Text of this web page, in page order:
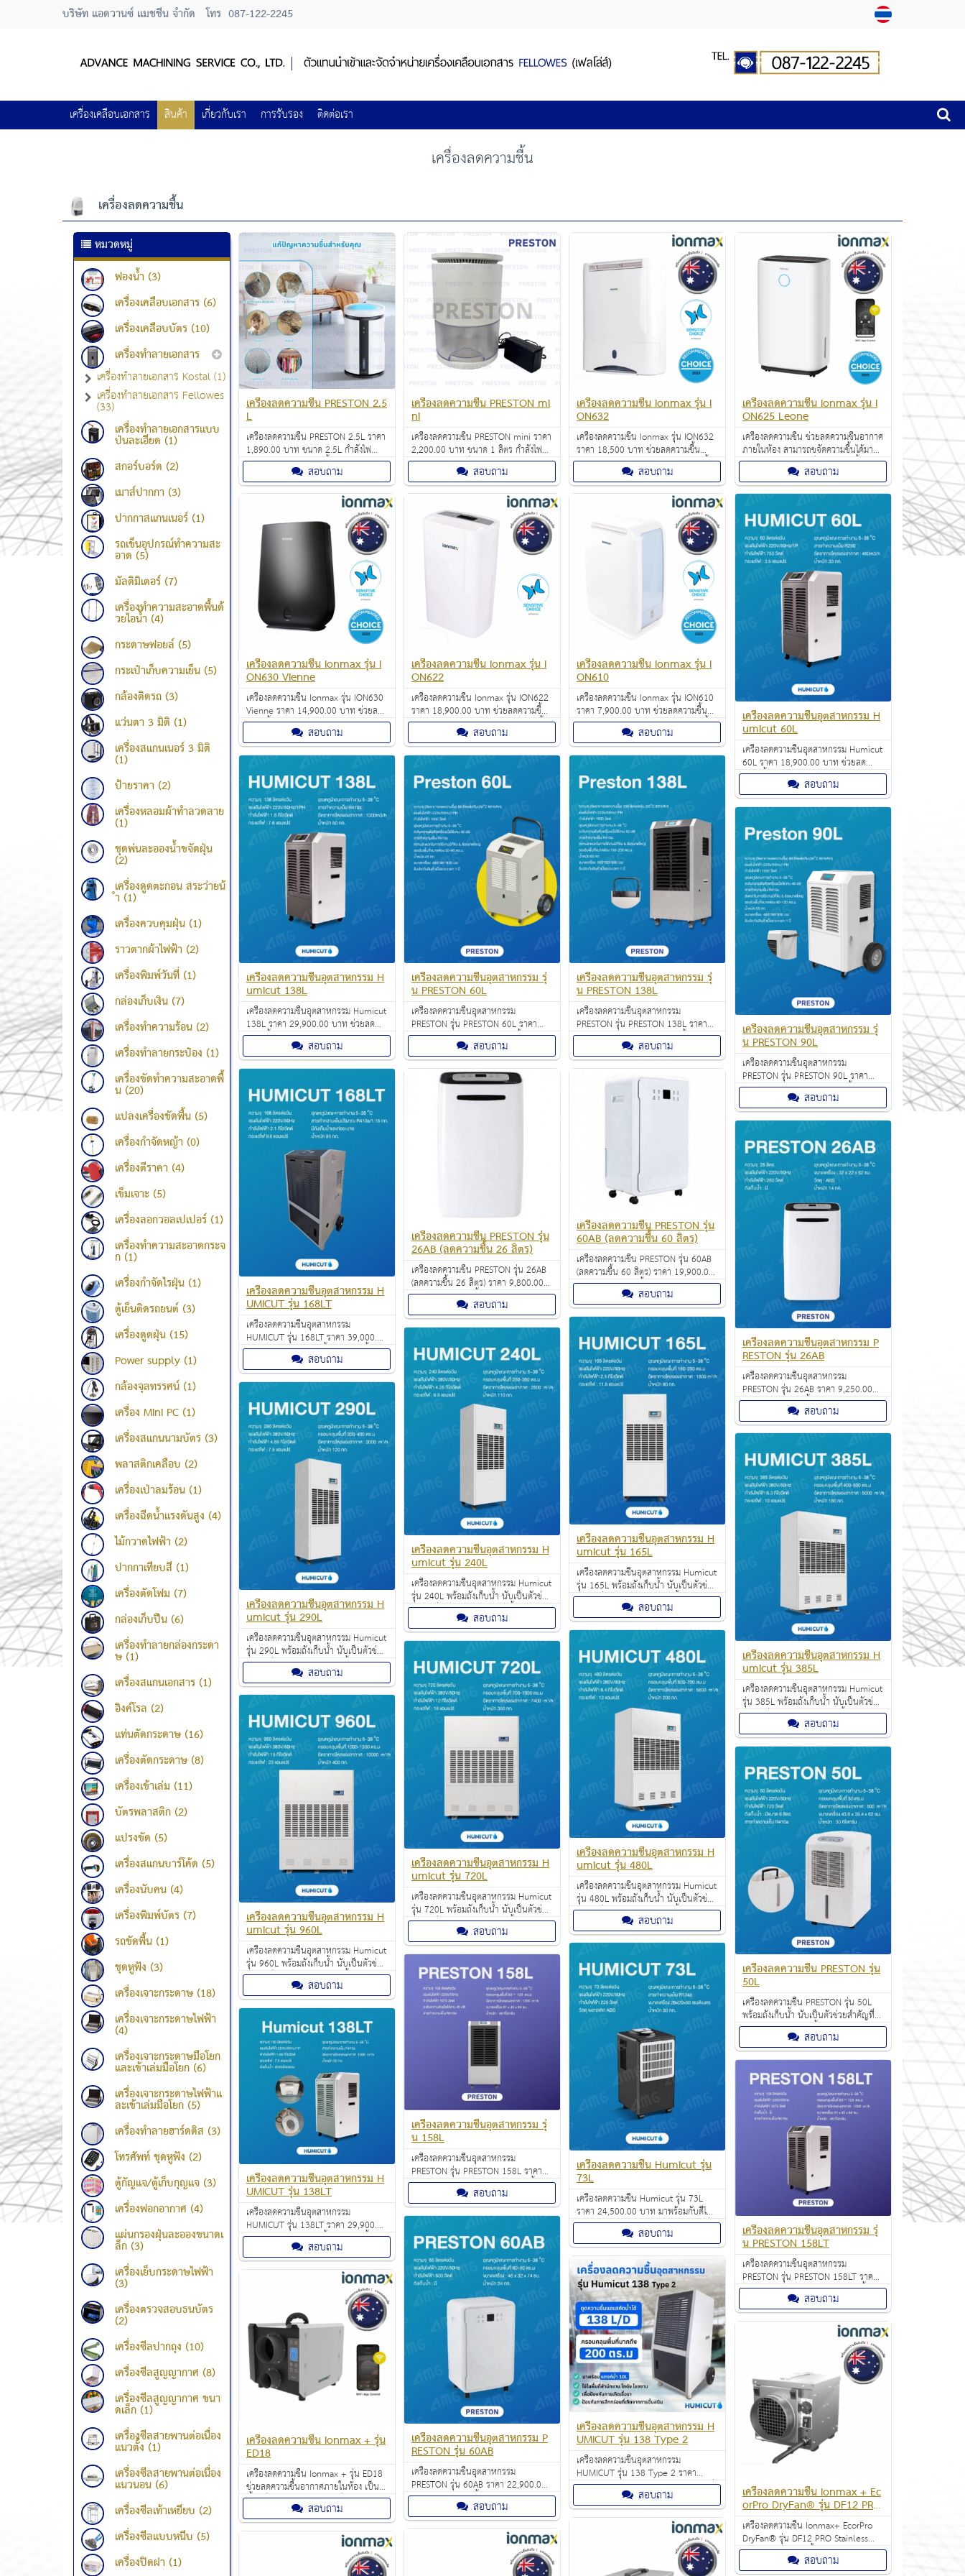
บริษัท แอดวานซ์ แมชชีน จำกัด โทร 087-122-2245
เครื่องเคลือบเอกสาร สินค้า เกี่ยวกับเรา การรับรอง ติดต่อเรา
เครื่องลดความชื้น
เครื่องลดความชื้น
หมวดหมู่
ฟองน้ำ (3)
เครื่องเคลือบเอกสาร (6)
เครื่องเคลือบบัตร (10)
เครื่องทำลายเอกสาร
เครื่องทำลายเอกสาร Kostal (1)
เครื่องทำลายเอกสาร Fellowes
(33)
เครื่องทำลายเอกสารแบบ
ป่นละเอียด (1)
สกอร์บอร์ด (2)
เมาส์ปากกา (3)
ปากกาสแกนเนอร์ (1)
รถเข็นอุปกรณ์ทำความสะ
อาด (5)
มัลติมิเตอร์ (7)
เครื่องทำความสะอาดพื้นด้
วยไอน้ำ (4)
กระดาษฟอยล์ (5)
กระเป๋าเก็บความเย็น (5)
กล้องติดรถ (3)
แว่นตา 3 มิติ (1)
เครื่องสแกนเนอร์ 3 มิติ
(1)
ป้ายราคา (2)
เครื่องหลอมผ้าทำลวดลาย
(1)
ชุดพ่นละอองน้ำขจัดฝุ่น
(2)
เครื่องดูดตะกอน สระว่ายน้
ำ (1)
เครื่องควบคุมฝุ่น (1)
ราวตากผ้าไฟฟ้า (2)
เครื่องพิมพ์วันที่ (1)
กล่องเก็บเงิน (7)
เครื่องทำความร้อน (2)
เครื่องทำลายกระป๋อง (1)
เครื่องขัดทำความสะอาดพื้
น (20)
แปลงเครื่องขัดพื้น (5)
เครื่องกำจัดหญ้า (0)
เครื่องตีราคา (4)
เข็มเจาะ (5)
เครื่องลอกวอลเปเปอร์ (1)
เครื่องทำความสะอาดกระจ
ก (1)
เครื่องกำจัดไรฝุ่น (1)
ตู้เย็นติดรถยนต์ (3)
เครื่องดูดฝุ่น (15)
Power supply (1)
กล้องจุลทรรศน์ (1)
เครื่อง Mini PC (1)
เครื่องสแกนนามบัตร (3)
พลาสติกเคลือบ (2)
เครื่องเป่าลมร้อน (1)
เครื่องฉีดน้ำแรงดันสูง (4)
ไม้กวาดไฟฟ้า (2)
ปากกาเทียบสี (1)
เครื่องตัดโฟม (7)
กล่องเก็บปืน (6)
เครื่องทำลายกล่องกระดา
ษ (1)
เครื่องสแกนเอกสาร (1)
อิงค์โรล (2)
แท่นตัดกระดาษ (16)
เครื่องตัดกระดาษ (8)
เครื่องเข้าเล่ม (11)
บัตรพลาสติก (2)
แปรงขัด (5)
เครื่องสแกนบาร์โค้ด (5)
เครื่องนับคน (4)
เครื่องพิมพ์บัตร (7)
รถขัดพื้น (1)
ชุดหูฟัง (3)
เครื่องเจาะกระดาษ (18)
เครื่องเจาะกระดาษไฟฟ้า
(4)
เครื่องเจาะกระดาษมือโยก
และเข้าเล่มมือโยก (6)
เครื่องเจาะกระดาษไฟฟ้าแ
ละเข้าเล่มมือโยก (5)
เครื่องทำลายฮาร์ดดิส (3)
โทรศัพท์ ชุดหูฟัง (2)
ตู้กัญแจ/ตู้เก็บกุญแจ (3)
เครื่องฟอกอากาศ (4)
แผ่นกรองฝุ่นละอองขนาดเ
ล็ก (3)
เครื่องเย็บกระดาษไฟฟ้า
(3)
เครื่องตรวจสอบธนบัตร
(2)
เครื่องซีลปากถุง (10)
เครื่องซีลสูญญากาศ (8)
เครื่องซีลสูญญากาศ ขนา
ดเล็ก (1)
เครื่องซีลสายพานต่อเนื่อง
แนวตั้ง (1)
เครื่องซีลสายพานต่อเนื่อง
แนวนอน (6)
เครื่องซีลเท้าเหยียบ (2)
เครื่องซีลแบบหนีบ (5)
เครื่องปิดฝา (1)
เครื่องลดความชื้น PRESTON 2.5
L
เครื่องลดความชื้น PRESTON 2.5L ราคา
1,890.00 บาท ขนาด 2.5L กำลังไฟ
60W สามารถลดความชื้นในห้องจาก
80% ลงมาเหลือ 45%สอบถาม
เครื่องลดความชื้น PRESTON mi
ni
เครื่องลดความชื้น PRESTON mini ราคา
2,200.00 บาท ขนาด 1 ลิตร กำลังไฟ
36 วัตต์ อุณภูมิที่เหมาะสมต่อการใช้งาน
: 5-32 องศาเซลเซียส เทคโนโลยี
Peltier ที่เงียบเป็นพิเศษ
สอบถาม
เครื่องลดความชื้น Ionmax รุ่น I
ON632
เครื่องลดความชื้น Ionmax รุ่น ION632
ราคา 18,500 บาท ช่วยลดความชื้น
อากาศภายในห้อง สามารถขจัดความชื้น
ได้มากถึง 10 ลิตรต่อวัน การควบคุมที่
ทรงพลังและครอบคลุมพื้นที่ขนาดใหญ่
สอบถาม
เครื่องลดความชื้น Ionmax รุ่น I
ON625 Leone
เครื่องลดความชื้น ช่วยลดความชื้นอากาศ
ภายในห้อง สามารถขจัดความชื้นได้มาก
ถึง 25 ลิตรต่อวัน เครื่องลดความชื้นแบบ
คอมเพรสเซอร์ Ionmax รุ่น ION625
Rhine ตรวจสอบและควบคุมได้อย่าง
สอบถาม
เครื่องลดความชื้น Ionmax รุ่น I
ON630 Vienne
เครื่องลดความชื้น Ionmax รุ่น ION630
Vienne ราคา 14,900.00 บาท ช่วยลด
ความชื้นอากาศภายในห้อง สามารถขจัด
ความชื้นได้มากถึง 10 ลิตรต่อวัน มีจอแส
ดงความชื้นแบบดิจิตอลและการควบคุมที่
สอบถาม
เครื่องลดความชื้น Ionmax รุ่น I
ON622
เครื่องลดความชื้น Ionmax รุ่น ION622
ราคา 18,900.00 บาท ช่วยลดความชื้น
อากาศภายในห้อง สามารถขจัดความชื้น
ได้มากถึง 12 ลิตรต่อวัน ตรวจสอบระดับ
ความชื้นภายในอาคารได้อย่างง่ายดาย
พลังและครอบคลุมพื้นที่ขนาดใหญ่ 50
ตร.ม.
สอบถาม
เครื่องลดความชื้น Ionmax รุ่น I
ON610
เครื่องลดความชื้น Ionmax รุ่น ION610
ราคา 7,900.00 บาท ช่วยลดความชื้น
อากาศภายในห้อง สามารถขจัดความชื้น
ได้มากถึง 6 ลิตรต่อวัน เครื่องลดความชื้น
ION610 มีแท้งค์น้ำขนาด 1.8 ลิตรที่
โดยไม่ต้องยกไปเททิ้ง
สอบถาม
เครื่องลดความชื้นอุตสาหกรรม H
umicut 60L
เครื่องลดความชื้นอุตสาหกรรม Humicut
60L ราคา 18,900.00 บาท ช่วยลด
ความชื้นอากาศภายในห้อง โดยการดูด
อากาศเข้าไปในตัวเครื่อง แล้วกลั่น
ความชื้นในอากาศให้กลายเป็นหยดน้ำไป
มาแทนที่
สอบถาม
เครื่องลดความชื้นอุตสาหกรรม H
umicut 138L
เครื่องลดความชื้นอุตสาหกรรม Humicut
138L ราคา 29,900.00 บาท ช่วยลด
ความชื้นอากาศภายในห้อง โดยการดูด
อากาศเข้าไปในตัวเครื่อง แล้วกลั่น
ความชื้นในอากาศให้กลายเป็นหยดน้ำไป
มาแทนที่
สอบถาม
เครื่องลดความชื้นอุตสาหกรรม รุ่
น PRESTON 60L
เครื่องลดความชื้นอุตสาหกรรม
PRESTON รุ่น PRESTON 60L ราคา
17,900.00 บาท ช่วยลดความชื้นอากาศ
ภายในห้อง โดยการดูดอากาศเข้าไปในตัว
เครื่อง แล้วกลั่นความชื้นในอากาศให้
กลายเป็นหยดน้ำไปเก็บไว้ในแท็งก์ก่อน
ปล่อยอากาศแห้งออกมาแทนที่
สอบถาม
เครื่องลดความชื้นอุตสาหกรรม รุ่
น PRESTON 138L
เครื่องลดความชื้นอุตสาหกรรม
PRESTON รุ่น PRESTON 138L ราคา
29,900.00 บาท ช่วยลดความชื้นอากาศ
ภายในห้อง โดยการดูดอากาศเข้าไปในตัว
เครื่อง แล้วกลั่นความชื้นในอากาศให้
กลายเป็นหยดน้ำไปเก็บไว้ในแท็งก์ก่อน
ปล่อยอากาศแห้งออกมาแทนที่
สอบถาม
เครื่องลดความชื้นอุตสาหกรรม รุ่
น PRESTON 90L
เครื่องลดความชื้นอุตสาหกรรม
PRESTON รุ่น PRESTON 90L ราคา
27,900.00 บาท ช่วยลดความชื้นอากาศ
ภายในห้อง โดยการดูดอากาศเข้าไปในตัว
เครื่อง แล้วกลั่นความชื้นในอากาศให้
ปล่อยอากาศแห้งออกมาแทนที่
สอบถาม
เครื่องลดความชื้นอุตสาหกรรม H
UMICUT รุ่น 168LT
เครื่องลดความชื้นอุตสาหกรรม
HUMICUT รุ่น 168LT ราคา 39,000.00
บาท สามารถดูดความชื้นและสกัดน้ำได้
168 ลิตรต่อวัน ครอบคลุมพื้นที่มากถึง
230 ตร.ม. อุณหภูมิที่เหมาะสมต่อการใช้
สอบถาม
เครื่องลดความชื้น PRESTON รุ่น
26AB (ลดความชื้น 26 ลิตร)
เครื่องลดความชื้น PRESTON รุ่น 26AB
(ลดความชื้น 26 ลิตร) ราคา 9,800.00
บาท พร้อมถังเก็บน้ำ มาพร้อมกับดีไซน์
สวยงามทันสมัย นับเป็นตัวช่วยสำคัญที่
เหมาะกับการใช้งานทั้งในสำนักงาน
บ้าน
สอบถาม
เครื่องลดความชื้น PRESTON รุ่น
60AB (ลดความชื้น 60 ลิตร)
เครื่องลดความชื้น PRESTON รุ่น 60AB
(ลดความชื้น 60 ลิตร) ราคา 19,900.00
บาท พร้อมถังเก็บน้ำ มาพร้อมกับดีไซน์
สวยงามทันสมัย นับเป็นตัวช่วยสำคัญที่
เหมาะกับการใช้งานทั้งในสำนักงาน
บ้าน
สอบถาม
เครื่องลดความชื้นอุตสาหกรรม P
RESTON รุ่น 26AB
เครื่องลดความชื้นอุตสาหกรรม
PRESTON รุ่น 26AB ราคา 9,250.00
บาท พร้อมถังเก็บน้ำ มาพร้อมกับดีไซน์
สวยงามทันสมัย นับเป็นตัวช่วยสำคัญที่
เหมาะกับการใช้งานทั้งในสำนักงาน
บ้าน
สอบถาม
เครื่องลดความชื้นอุตสาหกรรม H
umicut รุ่น 165L
เครื่องลดความชื้นอุตสาหกรรม Humicut
รุ่น 165L พร้อมถังเก็บน้ำ นับเป็นตัวช่วย
สำคัญที่เหมาะกับการใช้งานทั้งใน
สำนักงานออฟฟิศ อาคารสำนักงาน คอน
โดและบ้าน ช่วยลดความชื้นอากาศ
สอบถาม
เครื่องลดความชื้นอุตสาหกรรม H
umicut รุ่น 240L
เครื่องลดความชื้นอุตสาหกรรม Humicut
รุ่น 240L พร้อมถังเก็บน้ำ นับเป็นตัวช่วย
สำคัญที่เหมาะกับการใช้งานทั้งใน
สำนักงานออฟฟิศ อาคารสำนักงาน คอน
โดและบ้าน ช่วยลดความชื้นอากาศ
สอบถาม
เครื่องลดความชื้นอุตสาหกรรม H
umicut รุ่น 290L
เครื่องลดความชื้นอุตสาหกรรม Humicut
รุ่น 290L พร้อมถังเก็บน้ำ นับเป็นตัวช่วย
สำคัญที่เหมาะกับการใช้งานทั้งใน
สำนักงานออฟฟิศ อาคารสำนักงาน คอน
โดและบ้าน ช่วยลดความชื้นอากาศ
สอบถาม
เครื่องลดความชื้นอุตสาหกรรม H
umicut รุ่น 385L
เครื่องลดความชื้นอุตสาหกรรม Humicut
รุ่น 385L พร้อมถังเก็บน้ำ นับเป็นตัวช่วย
สำคัญที่เหมาะกับการใช้งานทั้งใน
สำนักงานออฟฟิศ อาคารสำนักงาน คอน
โดและบ้าน ช่วยลดความชื้นอากาศ
สอบถาม
เครื่องลดความชื้นอุตสาหกรรม H
umicut รุ่น 480L
เครื่องลดความชื้นอุตสาหกรรม Humicut
รุ่น 480L พร้อมถังเก็บน้ำ นับเป็นตัวช่วย
สำคัญที่เหมาะกับการใช้งานทั้งใน
สำนักงานออฟฟิศ อาคารสำนักงาน คอน
โดและบ้าน ช่วยลดความชื้นอากาศ
สอบถาม
เครื่องลดความชื้นอุตสาหกรรม H
umicut รุ่น 720L
เครื่องลดความชื้นอุตสาหกรรม Humicut
รุ่น 720L พร้อมถังเก็บน้ำ นับเป็นตัวช่วย
สำคัญที่เหมาะกับการใช้งานทั้งใน
สำนักงานออฟฟิศ อาคารสำนักงาน คอน
โดและบ้าน ช่วยลดความชื้นอากาศ
สอบถาม
เครื่องลดความชื้นอุตสาหกรรม H
umicut รุ่น 960L
เครื่องลดความชื้นอุตสาหกรรม Humicut
รุ่น 960L พร้อมถังเก็บน้ำ นับเป็นตัวช่วย
สำคัญที่เหมาะกับการใช้งานทั้งใน
สำนักงานออฟฟิศ อาคารสำนักงาน คอน
โดและบ้าน ช่วยลดความชื้นอากาศ
สอบถาม
เครื่องลดความชื้น PRESTON รุ่น
50L
เครื่องลดความชื้น PRESTON รุ่น 50L
พร้อมถังเก็บน้ำ นับเป็นตัวช่วยสำคัญที่
เหมาะกับการใช้งานทั้งในสำนักงาน
ออฟฟิศ อาคารสำนักงาน คอนโดและ
บ้าน ช่วยลดความชื้นอากาศภายในห้อง
สอบถาม
เครื่องลดความชื้น Humicut รุ่น
73L
เครื่องลดความชื้น Humicut รุ่น 73L
ราคา 24,500.00 บาท มาพร้อมกับดีไซน์
สวยงามทันสมัย นับเป็นตัวช่วยสำคัญที่
เหมาะกับการใช้งานทั้งในสำนักงาน
ออฟฟิศ อาคารสำนักงาน คอนโดและ
บ้าน ช่วยลดความชื้นอากาศภายในห้อง
สอบถาม
เครื่องลดความชื้นอุตสาหกรรม รุ่
น 158L
เครื่องลดความชื้นอุตสาหกรรม
PRESTON รุ่น PRESTON 158L ราคา
29,900.00 บาท สามารถดูดความชื้น
และสกัดน้ำได้ 158 ลิตรต่อวัน
ครอบคลุมพื้นที่มากถึง 120 ตร.ม.
องศาเซลเซียส
สอบถาม
เครื่องลดความชื้นอุตสาหกรรม H
UMICUT รุ่น 138LT
เครื่องลดความชื้นอุตสาหกรรม
HUMICUT รุ่น 138LT ราคา 29,900.00
บาท สามารถดูดความชื้นและสกัดน้ำได้
138 ลิตรต่อวัน ครอบคลุมพื้นที่มากถึง
200 ตร.ม. อุณหภูมิที่เหมาะสมต่อการใช้
สอบถาม
เครื่องลดความชื้นอุตสาหกรรม รุ่
น PRESTON 158LT
เครื่องลดความชื้นอุตสาหกรรม
PRESTON รุ่น PRESTON 158LT ราคา
31,500.00 บาท สามารถดูดความชื้น
และสกัดน้ำได้ 158 ลิตรต่อวัน
ครอบคลุมพื้นที่มากถึง 120 ตร.ม.
อุณหภูมิที่เหมาะสมต่อการใช้งาน : 5-38
สอบถาม
เครื่องลดความชื้นอุตสาหกรรม P
RESTON รุ่น 60AB
เครื่องลดความชื้นอุตสาหกรรม
PRESTON รุ่น 60AB ราคา 22,900.00
บาท พร้อมถังเก็บน้ำ มาพร้อมกับดีไซน์
สวยงามทันสมัย นับเป็นตัวช่วยสำคัญที่
เหมาะกับการใช้งานทั้งในสำนักงาน
ออฟฟิศ อาคารสำนักงาน คอนโดและ
สอบถาม
เครื่องลดความชื้นอุตสาหกรรม H
UMICUT รุ่น 138 Type 2
เครื่องลดความชื้นอุตสาหกรรม
HUMICUT รุ่น 138 Type 2 ราคา
29,900.00 บาท นับเป็นตัวช่วยสำคัญที่
เหมาะกับการใช้งานทั้งในสำนักงาน
ออฟฟิศ อาคารสำนักงาน คอนโดและ
บ้าน ช่วยลดความชื้นอากาศภายในห้อง
นอกจากนี้ยังช่วยยับยั้งการเจริญเติบโต
ของเชื้อโรค เชื้อราและกลิ่นอับ
สอบถาม
เครื่องลดความชื้น Ionmax + รุ่น
ED18
เครื่องลดความชื้น Ionmax + รุ่น ED18
ช่วยลดความชื้นอากาศภายในห้อง เป็น
ทั้งเครื่องฟอกอากาศและเครื่องลด
ความชื้น สามารถขจัดความชื้นได้มากถึง
19 ลิตรต่อวัน ควบคุมเครื่องลดความชื้น
ได้อย่างง่ายดายด้วยแอปบนมือถือ และใช้
แผ่นกรอง HEPA ซึ่งเป็นอุปกรณ์เสริมเพื่อ
สอบถาม
เครื่องลดความชื้น Ionmax + Ec
orPro DryFan® รุ่น DF12 PRO
Stainless Steel
เครื่องลดความชื้น Ionmax+ EcorPro
DryFan® รุ่น DF12 PRO Stainless
Steel ช่วยลดความชื้นอากาศภายในห้อง
เพื่อควบคุมระดับความชื้นภายในห้องทุก
สอบถาม